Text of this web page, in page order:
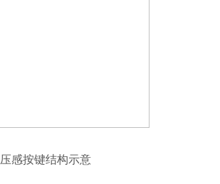
压感按键结构示意